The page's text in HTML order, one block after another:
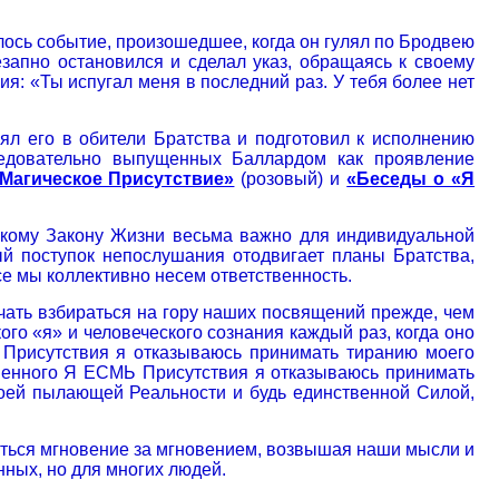
событие, произошедшее, когда он гулял по Бродвею
остановился и сделал указ, обращаясь к своему
«Ты испугал меня в последний раз. У тебя более нет
его в обители Братства и подготовил к исполнению
выпущенных Баллардом как проявление
Присутствие» (розовый) и«Беседы о «Я
Закону Жизни весьма важно для индивидуальной
поступок непослушания отодвигает планы Братства,
коллективно несем ответственность.
взбираться на гору наших посвящений прежде, чем
«я» и человеческого сознания каждый раз, когда оно
я отказываюсь принимать тиранию моего
Я ЕСМЬ Присутствия я отказываюсь принимать
пылающей Реальности и будь единственной Силой,
мгновение за мгновением, возвышая наши мысли и
но для многих людей.